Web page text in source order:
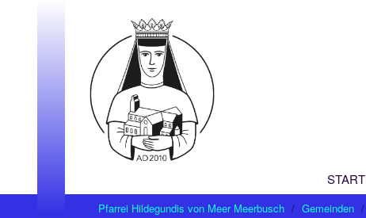
START
Pfarrei Hildegundis von Meer Meerbusch Gemeinden